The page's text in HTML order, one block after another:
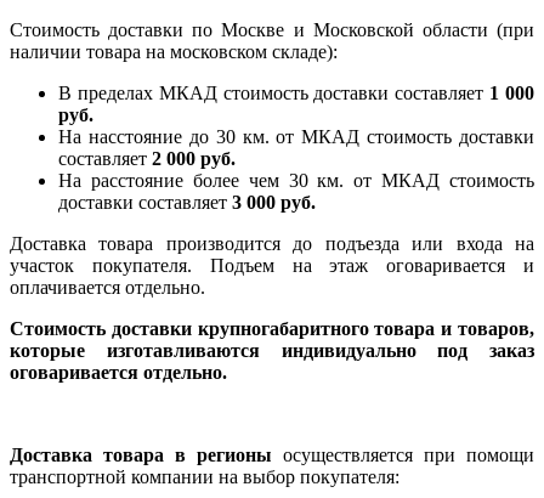
Стоимость доставки по Москве и Московской области (при
наличии товара на московском складе):
В пределах МКАД стоимость доставки составляет 1 000
руб.
На насcтояние до 30 км. от МКАД стоимость доставки
составляет 2 000 руб.
На расстояние более чем 30 км. от МКАД стоимость
доставки составляет 3 000 руб.
Доставка товара производится до подъезда или входа на
участок покупателя. Подъем на этаж оговаривается и
оплачивается отдельно.
Стоимость доставки крупногабаритного товара и товаров,
которые изготавливаются индивидуально под заказ
оговаривается отдельно.
Доставка товара в регионы осуществляется при помощи
транспортной компании на выбор покупателя: